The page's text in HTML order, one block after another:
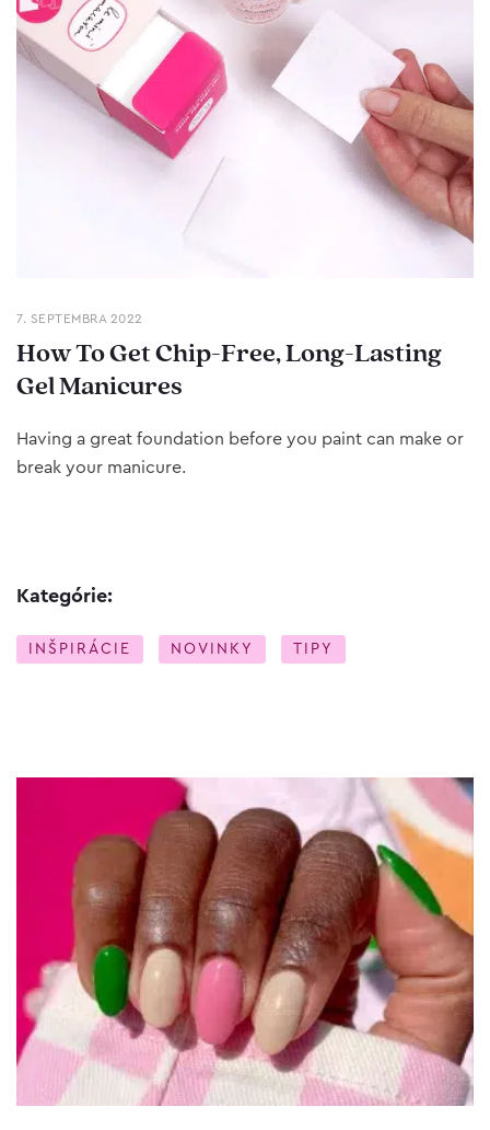
7. SEPTEMBRA 2022
How To Get Chip-Free, Long-Lasting
Gel Manicures
Having a great foundation before you paint can make or
break your manicure.
Kategórie:
INŠPIRÁCIE NOVINKY TIPY